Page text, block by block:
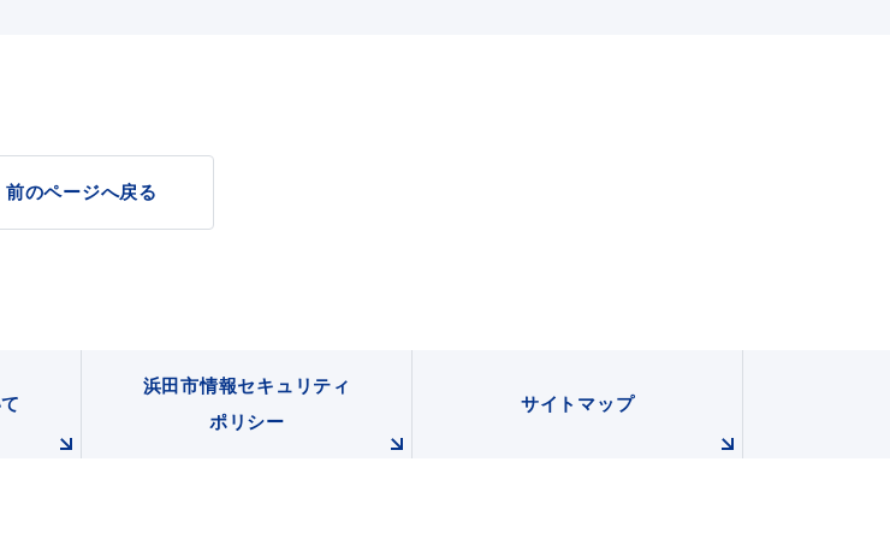
前のページへ戻る
浜田市情報セキュリティ
ポリシー
サイトマップ